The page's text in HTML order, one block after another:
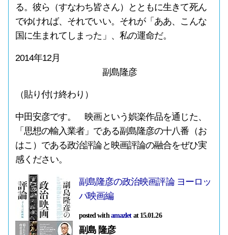
る。彼ら（すなわち皆さん）とともに生きて死ん
でゆければ、それでいい。それが「ああ、こんな
国に生まれてしまった」、私の運命だ。
2014年12月
副島隆彦
（貼り付け終わり）
中田安彦です。 映画という娯楽作品を通じた、
「思想の輸入業者」である副島隆彦の十八番（お
はこ）である政治評論と映画評論の融合をぜひ実
感ください。
副島隆彦の政治映画評論 ヨーロッ
パ映画編
posted withamazletat 15.01.26
副島 隆彦